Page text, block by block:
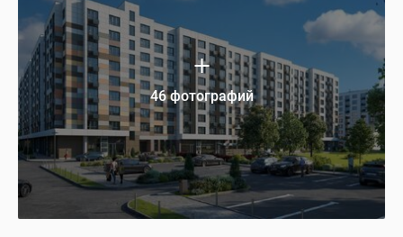
46 фотографий